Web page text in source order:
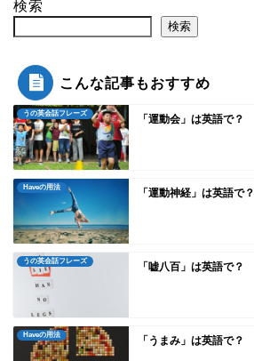
検索
検索
こんな記事もおすすめ
うの英会話フレーズ 「運動会」は英語で？
Haveの用法 「運動神経」は英語で？
うの英会話フレーズ 「嘘八百」は英語で？
Haveの用法 「うまみ」は英語で？